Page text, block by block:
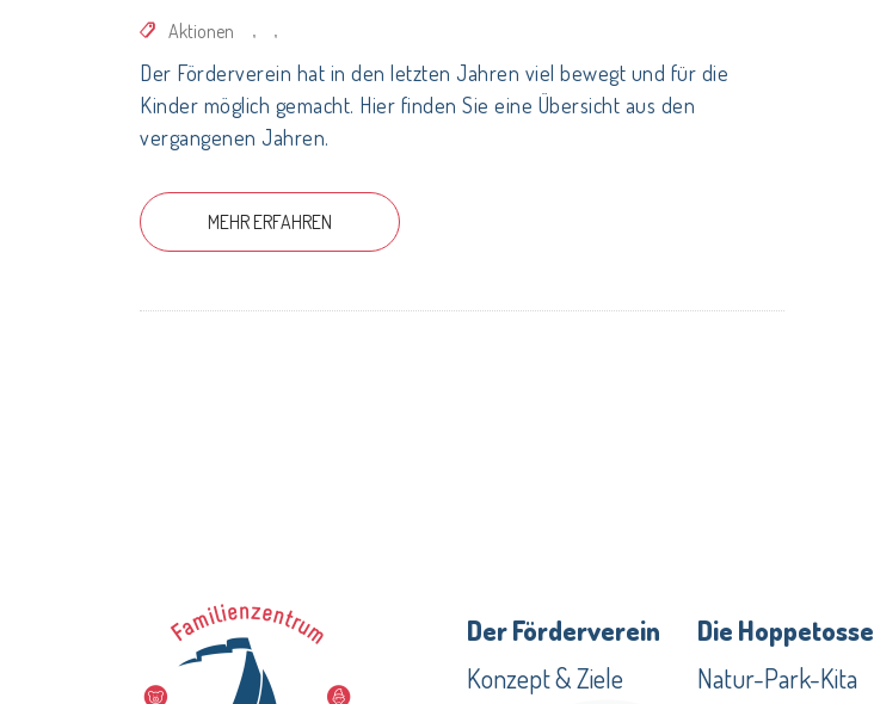
Aktionen , ,
Der Förderverein hat in den letzten Jahren viel bewegt und für die
Kinder möglich gemacht. Hier finden Sie eine Übersicht aus den
vergangenen Jahren.
MEHR ERFAHREN
Der Förderverein
Konzept & Ziele
Die Hoppetosse
Natur-Park-Kita